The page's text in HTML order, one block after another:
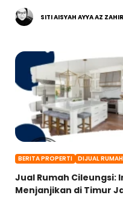
SITI AISYAH AYYA AZ ZAHIR
BERITA PROPERTI DIJUAL RUMAH
Jual Rumah Cileungsi:
Menjanjikan di Timur